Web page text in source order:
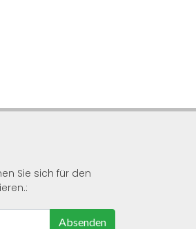
Sie sich für den
Absenden